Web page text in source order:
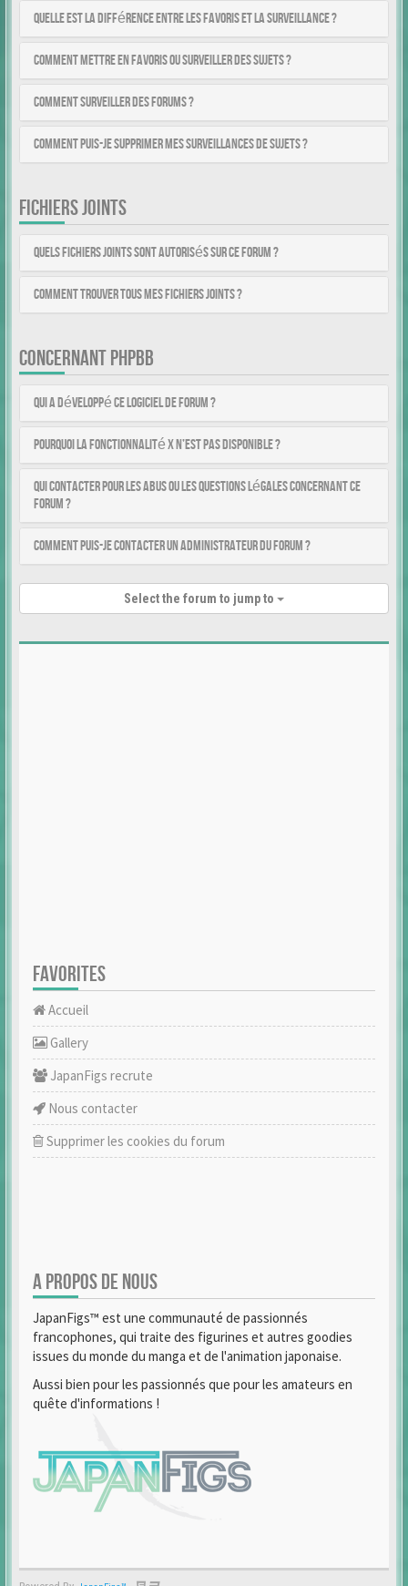
Quelle est la différence entre les favoris et la surveillance ?
Comment mettre en favoris ou surveiller des sujets ?
Comment surveiller des forums ?
Comment puis-je supprimer mes surveillances de sujets ?
FICHIERS JOINTS
Quels fichiers joints sont autorisés sur ce forum ?
Comment trouver tous mes fichiers joints ?
CONCERNANT PHPBB
Qui a développé ce logiciel de forum ?
Pourquoi la fonctionnalité X n’est pas disponible ?
Qui contacter pour les abus ou les questions légales concernant ce
forum ?
Comment puis-je contacter un administrateur du forum ?
Select the forum to jump to
FAVORITES
Accueil
Gallery
JapanFigs recrute
Nous contacter
Supprimer les cookies du forum
A PROPOS DE NOUS
JapanFigs™ est une communauté de passionnés
francophones, qui traite des figurines et autres goodies
issues du monde du manga et de l'animation japonaise.
Aussi bien pour les passionnés que pour les amateurs en
quête d'informations !